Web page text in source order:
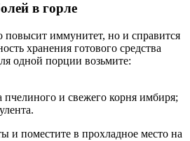
в горле
повысит иммунитет, но и справится
хранения готового средства
одной порции возьмите:
и свежего корня имбиря;
и поместите в прохладное место на